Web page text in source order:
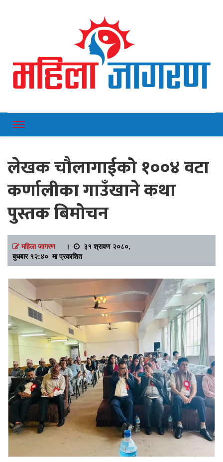
Mahilajagaran
लेखक चौलागाईको १००४ वटा
कर्णालीका गाउँखाने कथा
पुस्तक बिमोचन
महिला जागरण।
३१ श्रावण २०८०,
बुधबार १२:४० मा प्रकाशित